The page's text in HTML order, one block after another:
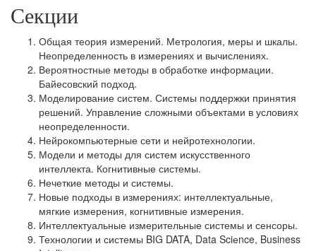
Секции
Общая теория измерений. Метрология, меры и шкалы.
Неопределенность в измерениях и вычислениях.
Вероятностные методы в обработке информации.
Байесовский подход.
Моделирование систем. Системы поддержки принятия
решений. Управление сложными объектами в условиях
неопределенности.
Нейрокомпьютерные сети и нейротехнологии.
Модели и методы для систем искусственного
интеллекта. Когнитивные системы.
Нечеткие методы и системы.
Новые подходы в измерениях: интеллектуальные,
мягкие измерения, когнитивные измерения.
Интеллектуальные измерительные системы и сенсоры.
Технологии и системы BIG DATA, Data Sciеnce, Business